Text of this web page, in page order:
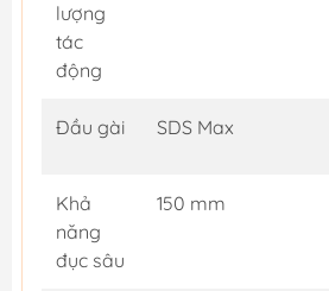
lượng
tác
động
Đầu gài SDS Max
Khả
năng
đục sâu
150 mm